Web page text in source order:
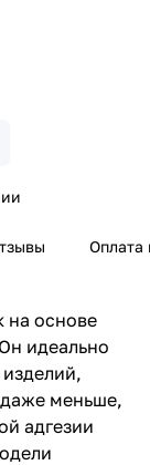
Оплата
на основе
идеально
даже меньше,
адгезии